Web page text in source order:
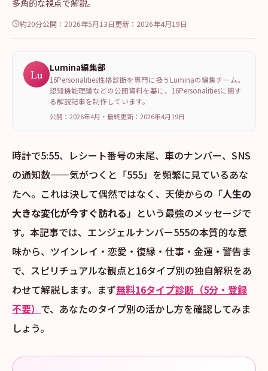
多角的な視点で解説。
約20分公開： 2026年5月13日更新： 2026年4月19日
Lu Lumina編集部
16Personalities性格診断を専門に扱うLuminaの編集チーム。
認知機能理論などの公開資料を基に、16Personalitiesに関す
る解説記事を制作しています。
公開：2026年4月 ・ 最終更新： 2026年4月19日
時計で5:55、レシート番号の末尾、車のナンバー、SNS
の通知数——気がつくと「555」を頻繁に見ているあな
たへ。これは決して偶然ではなく、天使からの「人生の
大きな変化が今すぐ訪れる」という最強のメッセージで
す。本記事では、エンジェルナンバー555の本質的な意
味から、ツインレイ・恋愛・復縁・仕事・金運・警告ま
で、スピリチュアルな観点と16タイプ別の独自解釈をあ
わせて解説します。まず無料16タイプ診断（5分・登録
不要） で、あなたのタイプ別の活かし方を確認してみま
しょう。